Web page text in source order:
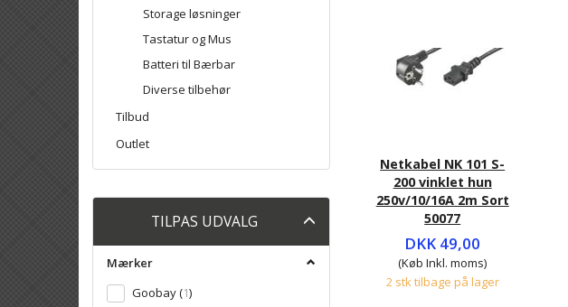
Storage løsninger
Tastatur og Mus
Batteri til Bærbar
Diverse tilbehør
Tilbud
Outlet
TILPAS UDVALG
filter
Mærker
Goobay(1)
Netkabel NK 101 S-
200 vinklet hun
250v/10/16A 2m Sort
50077
DKK 49,00
(Køb Inkl. moms)
2 stk tilbage på lager